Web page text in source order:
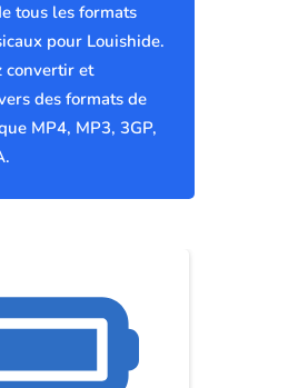
tous les formats
pour Louishide.
convertir et
des formats de
MP4, MP3, 3GP,